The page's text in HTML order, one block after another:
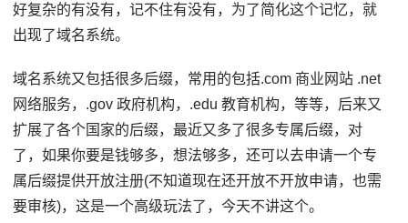
好复杂的有没有，记不住有没有，为了简化这个记忆，就
出现了域名系统。
域名系统又包括很多后缀，常用的包括.com 商业网站 .net
网络服务，.gov 政府机构，.edu 教育机构，等等，后来又
扩展了各个国家的后缀，最近又多了很多专属后缀，对
了，如果你要是钱够多，想法够多，还可以去申请一个专
属后缀提供开放注册(不知道现在还开放不开放申请，也需
要审核)，这是一个高级玩法了，今天不讲这个。